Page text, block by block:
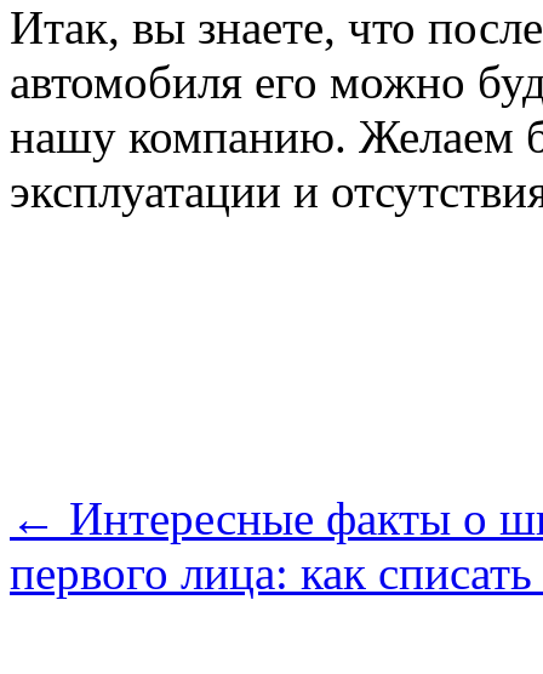
Итак, вы знаете, что
автомобиля его можно
нашу компанию. Желаем
эксплуатации и
← Интересные факты о
первого лица: как